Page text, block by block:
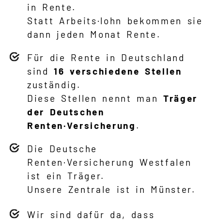
in Rente.
Statt Arbeits·lohn bekommen sie
dann jeden Monat Rente.
Für die Rente in Deutschland
sind16 verschiedene Stellen
zuständig.
Diese Stellen nennt man Träger
der Deutschen
Renten·Versicherung .
Die Deutsche
Renten·Versicherung Westfalen
ist ein Träger.
Unsere Zentrale ist in Münster.
Wir sind dafür da, dass